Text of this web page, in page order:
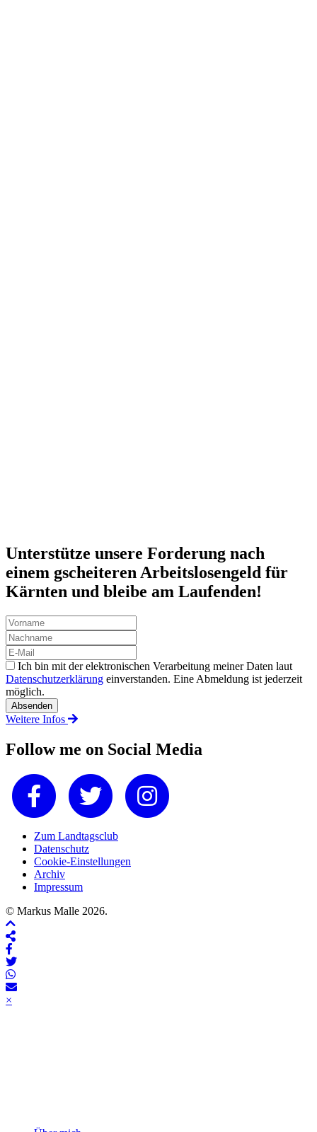
Unterstütze unsere Forderung nach
einem gscheiteren Arbeitslosengeld für
Kärnten und bleibe am Laufenden!
Ich bin mit der elektronischen Verarbeitung meiner Daten laut
Datenschutzerklärung einverstanden. Eine Abmeldung ist jederzeit
möglich.
Weitere Infos
Follow me on Social Media
Zum Landtagsclub
Datenschutz
Cookie-Einstellungen
Archiv
Impressum
© Markus Malle 2026.
×